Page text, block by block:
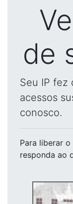
de
Seu IP fez
acessos
conosco.
Para liberar o
responda ao